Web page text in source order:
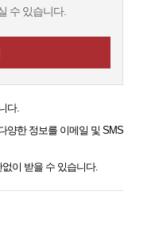
수 있습니다.
다.
양한 정보를 이메일 및 SMS
이 받을 수 있습니다.